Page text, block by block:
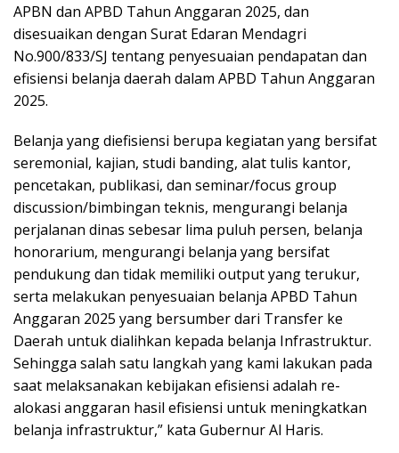
APBN dan APBD Tahun Anggaran 2025, dan
disesuaikan dengan Surat Edaran Mendagri
No.900/833/SJ tentang penyesuaian pendapatan dan
efisiensi belanja daerah dalam APBD Tahun Anggaran
2025.
Belanja yang diefisiensi berupa kegiatan yang bersifat
seremonial, kajian, studi banding, alat tulis kantor,
pencetakan, publikasi, dan seminar/focus group
discussion/bimbingan teknis, mengurangi belanja
perjalanan dinas sebesar lima puluh persen, belanja
honorarium, mengurangi belanja yang bersifat
pendukung dan tidak memiliki output yang terukur,
serta melakukan penyesuaian belanja APBD Tahun
Anggaran 2025 yang bersumber dari Transfer ke
Daerah untuk dialihkan kepada belanja Infrastruktur.
Sehingga salah satu langkah yang kami lakukan pada
saat melaksanakan kebijakan efisiensi adalah re-
alokasi anggaran hasil efisiensi untuk meningkatkan
belanja infrastruktur,” kata Gubernur Al Haris.